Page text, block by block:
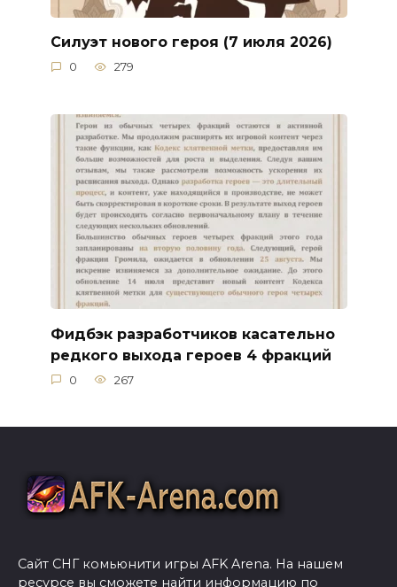
Силуэт нового героя (7 июля 2026)
0 279
Фидбэк разработчиков касательно
редкого выхода героев 4 фракций
0 267
Сайт СНГ комьюнити игры AFK Arena. На нашем
ресурсе вы сможете найти информацию по